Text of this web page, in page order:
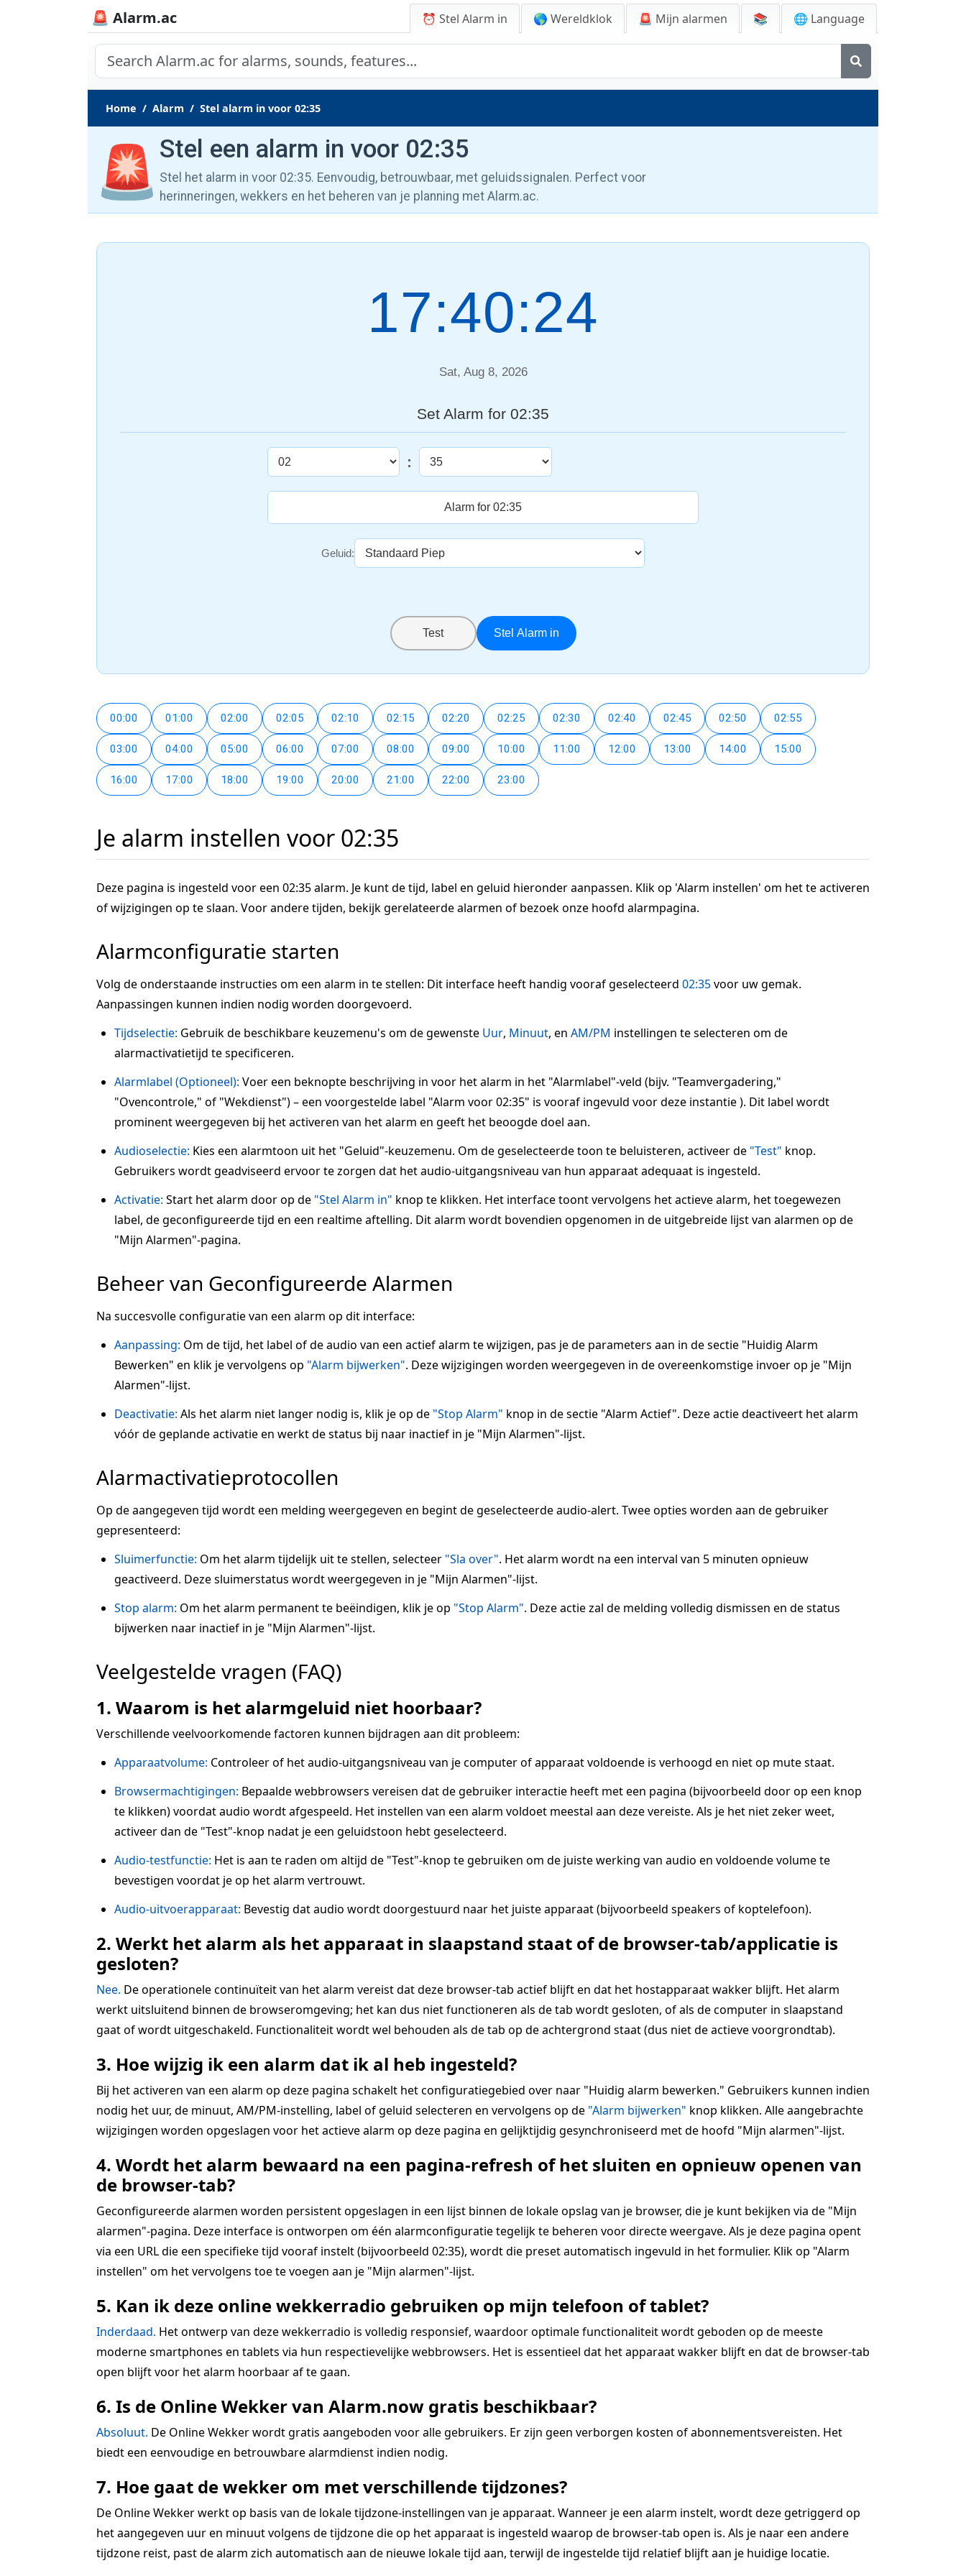
🚨 Alarm.ac ⏰ Stel Alarm in 🌎 Wereldklok 🚨 Mijn alarmen 📚 🌐 Language
Home Alarm Stel alarm in voor 02:35
🚨 Stel een alarm in voor 02:35
Stel het alarm in voor 02:35. Eenvoudig, betrouwbaar, met geluidssignalen. Perfect voor
herinneringen, wekkers en het beheren van je planning met Alarm.ac.
17:40:25
Sat, Aug 8, 2026
Set Alarm for 02:35
:
Geluid:
Test Stel Alarm in
00:00 01:00 02:00 02:05 02:10 02:15 02:20 02:25 02:30 02:40 02:45 02:50 02:55
03:00 04:00 05:00 06:00 07:00 08:00 09:00 10:00 11:00 12:00 13:00 14:00 15:00
16:00 17:00 18:00 19:00 20:00 21:00 22:00 23:00
Je alarm instellen voor 02:35
Deze pagina is ingesteld voor een 02:35 alarm. Je kunt de tijd, label en geluid hieronder aanpassen. Klik op 'Alarm instellen' om het te activeren
of wijzigingen op te slaan. Voor andere tijden, bekijk gerelateerde alarmen of bezoek onze hoofd alarmpagina.
Alarmconfiguratie starten
Volg de onderstaande instructies om een alarm in te stellen: Dit interface heeft handig vooraf geselecteerd 02:35voor uw gemak.
Aanpassingen kunnen indien nodig worden doorgevoerd.
Tijdselectie: Gebruik de beschikbare keuzemenu's om de gewenste Uur, Minuut, en AM/PM instellingen te selecteren om de
alarmactivatietijd te specificeren.
Alarmlabel (Optioneel): Voer een beknopte beschrijving in voor het alarm in het "Alarmlabel"-veld (bijv. "Teamvergadering,"
"Ovencontrole," of "Wekdienst") – een voorgestelde label "Alarm voor 02:35" is vooraf ingevuld voor deze instantie ). Dit label wordt
prominent weergegeven bij het activeren van het alarm en geeft het beoogde doel aan.
Audioselectie: Kies een alarmtoon uit het "Geluid"-keuzemenu. Om de geselecteerde toon te beluisteren, activeer de "Test" knop.
Gebruikers wordt geadviseerd ervoor te zorgen dat het audio-uitgangsniveau van hun apparaat adequaat is ingesteld.
Activatie: Start het alarm door op de "Stel Alarm in" knop te klikken. Het interface toont vervolgens het actieve alarm, het toegewezen
label, de geconfigureerde tijd en een realtime aftelling. Dit alarm wordt bovendien opgenomen in de uitgebreide lijst van alarmen op de
"Mijn Alarmen"-pagina.
Beheer van Geconfigureerde Alarmen
Na succesvolle configuratie van een alarm op dit interface:
Aanpassing: Om de tijd, het label of de audio van een actief alarm te wijzigen, pas je de parameters aan in de sectie "Huidig Alarm
Bewerken" en klik je vervolgens op "Alarm bijwerken". Deze wijzigingen worden weergegeven in de overeenkomstige invoer op je "Mijn
Alarmen"-lijst.
Deactivatie: Als het alarm niet langer nodig is, klik je op de "Stop Alarm" knop in de sectie "Alarm Actief". Deze actie deactiveert het alarm
vóór de geplande activatie en werkt de status bij naar inactief in je "Mijn Alarmen"-lijst.
Alarmactivatieprotocollen
Op de aangegeven tijd wordt een melding weergegeven en begint de geselecteerde audio-alert. Twee opties worden aan de gebruiker
gepresenteerd:
Sluimerfunctie: Om het alarm tijdelijk uit te stellen, selecteer "Sla over". Het alarm wordt na een interval van 5 minuten opnieuw
geactiveerd. Deze sluimerstatus wordt weergegeven in je "Mijn Alarmen"-lijst.
Stop alarm: Om het alarm permanent te beëindigen, klik je op "Stop Alarm". Deze actie zal de melding volledig dismissen en de status
bijwerken naar inactief in je "Mijn Alarmen"-lijst.
Veelgestelde vragen (FAQ)
1. Waarom is het alarmgeluid niet hoorbaar?
Verschillende veelvoorkomende factoren kunnen bijdragen aan dit probleem:
Apparaatvolume: Controleer of het audio-uitgangsniveau van je computer of apparaat voldoende is verhoogd en niet op mute staat.
Browsermachtigingen: Bepaalde webbrowsers vereisen dat de gebruiker interactie heeft met een pagina (bijvoorbeeld door op een knop
te klikken) voordat audio wordt afgespeeld. Het instellen van een alarm voldoet meestal aan deze vereiste. Als je het niet zeker weet,
activeer dan de "Test"-knop nadat je een geluidstoon hebt geselecteerd.
Audio-testfunctie: Het is aan te raden om altijd de "Test"-knop te gebruiken om de juiste werking van audio en voldoende volume te
bevestigen voordat je op het alarm vertrouwt.
Audio-uitvoerapparaat: Bevestig dat audio wordt doorgestuurd naar het juiste apparaat (bijvoorbeeld speakers of koptelefoon).
2. Werkt het alarm als het apparaat in slaapstand staat of de browser-tab/applicatie is
gesloten?
Nee. De operationele continuïteit van het alarm vereist dat deze browser-tab actief blijft en dat het hostapparaat wakker blijft. Het alarm
werkt uitsluitend binnen de browseromgeving; het kan dus niet functioneren als de tab wordt gesloten, of als de computer in slaapstand
gaat of wordt uitgeschakeld. Functionaliteit wordt wel behouden als de tab op de achtergrond staat (dus niet de actieve voorgrondtab).
3. Hoe wijzig ik een alarm dat ik al heb ingesteld?
Bij het activeren van een alarm op deze pagina schakelt het configuratiegebied over naar "Huidig alarm bewerken." Gebruikers kunnen indien
nodig het uur, de minuut, AM/PM-instelling, label of geluid selecteren en vervolgens op de "Alarm bijwerken" knop klikken. Alle aangebrachte
wijzigingen worden opgeslagen voor het actieve alarm op deze pagina en gelijktijdig gesynchroniseerd met de hoofd "Mijn alarmen"-lijst.
4. Wordt het alarm bewaard na een pagina-refresh of het sluiten en opnieuw openen van
de browser-tab?
Geconfigureerde alarmen worden persistent opgeslagen in een lijst binnen de lokale opslag van je browser, die je kunt bekijken via de "Mijn
alarmen"-pagina. Deze interface is ontworpen om één alarmconfiguratie tegelijk te beheren voor directe weergave. Als je deze pagina opent
via een URL die een specifieke tijd vooraf instelt (bijvoorbeeld 02:35), wordt die preset automatisch ingevuld in het formulier. Klik op "Alarm
instellen" om het vervolgens toe te voegen aan je "Mijn alarmen"-lijst.
5. Kan ik deze online wekkerradio gebruiken op mijn telefoon of tablet?
Inderdaad. Het ontwerp van deze wekkerradio is volledig responsief, waardoor optimale functionaliteit wordt geboden op de meeste
moderne smartphones en tablets via hun respectievelijke webbrowsers. Het is essentieel dat het apparaat wakker blijft en dat de browser-tab
open blijft voor het alarm hoorbaar af te gaan.
6. Is de Online Wekker van Alarm.now gratis beschikbaar?
Absoluut. De Online Wekker wordt gratis aangeboden voor alle gebruikers. Er zijn geen verborgen kosten of abonnementsvereisten. Het
biedt een eenvoudige en betrouwbare alarmdienst indien nodig.
7. Hoe gaat de wekker om met verschillende tijdzones?
De Online Wekker werkt op basis van de lokale tijdzone-instellingen van je apparaat. Wanneer je een alarm instelt, wordt deze getriggerd op
het aangegeven uur en minuut volgens de tijdzone die op het apparaat is ingesteld waarop de browser-tab open is. Als je naar een andere
tijdzone reist, past de alarm zich automatisch aan de nieuwe lokale tijd aan, terwijl de ingestelde tijd relatief blijft aan je huidige locatie.